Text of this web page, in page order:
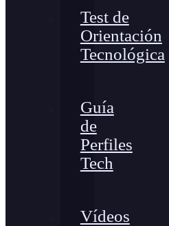
Test de
Orientación
Tecnológica
Guía
de
Perfiles
Tech
Vídeos